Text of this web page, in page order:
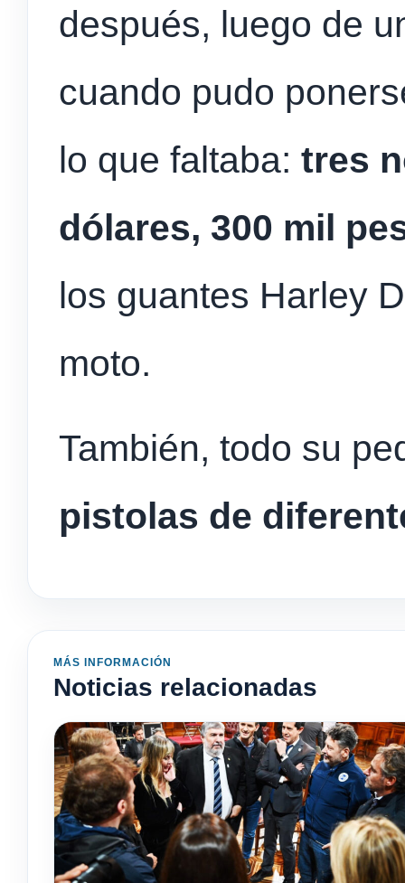
después, luego de
cuando pudo
lo que faltaba: tres
dólares, 300 mil
los guantes Harley
moto.
También, todo su
pistolas de
MÁS INFORMACIÓN
Noticias relacionadas